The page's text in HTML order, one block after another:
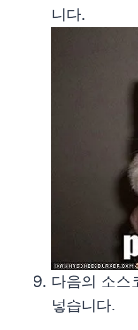
니다.
다음의 소스
넣습니다.